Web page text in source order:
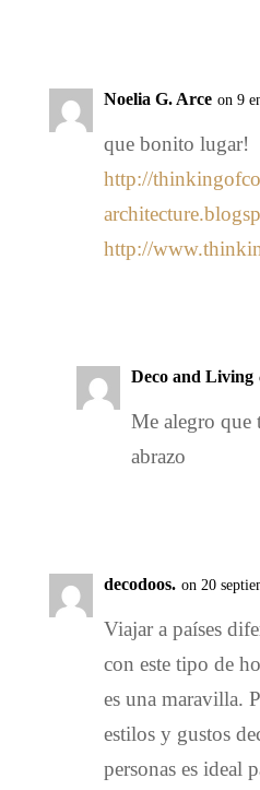
Noelia G. Arce on 9
que bonito lugar!
http://
http://
Deco and Living
Me alegro que
abrazo
decodoos. on 20
Viajar a países
con este tipo de
es una maravilla.
estilos y gustos
personas es ideal